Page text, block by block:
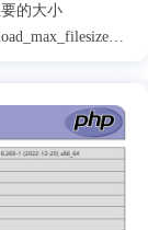
的大小
post_max_size。
添加以下参数
被设置为10兆
件到服务器，